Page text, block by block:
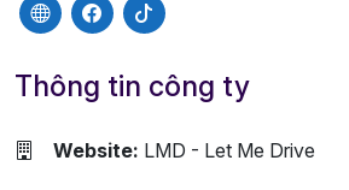
Thông tin công ty
Website: LMD - Let Me Drive